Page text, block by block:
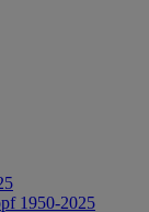
1950-2025